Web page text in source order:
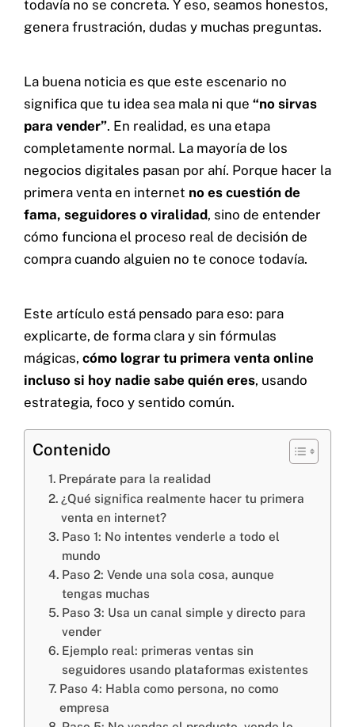
todavía no se concreta. Y eso, seamos honestos,
genera frustración, dudas y muchas preguntas.
La buena noticia es que este escenario no
significa que tu idea sea mala ni que “no sirvas
para vender”. En realidad, es una etapa
completamente normal. La mayoría de los
negocios digitales pasan por ahí. Porque hacer la
primera venta en internet no es cuestión de
fama, seguidores o viralidad, sino de entender
cómo funciona el proceso real de decisión de
compra cuando alguien no te conoce todavía.
Este artículo está pensado para eso: para
explicarte, de forma clara y sin fórmulas
mágicas, cómo lograr tu primera venta online
incluso si hoy nadie sabe quién eres, usando
estrategia, foco y sentido común.
Contenido
Prepárate para la realidad
¿Qué significa realmente hacer tu primera
venta en internet?
Paso 1: No intentes venderle a todo el
mundo
Paso 2: Vende una sola cosa, aunque
tengas muchas
Paso 3: Usa un canal simple y directo para
vender
Ejemplo real: primeras ventas sin
seguidores usando plataformas existentes
Paso 4: Habla como persona, no como
empresa
Home
Servicios
Proyectos
Cel: +57 3184183054
Email: hi@classalia.com
Cra 18 No 8 – 30
CERTIFICACIONES: